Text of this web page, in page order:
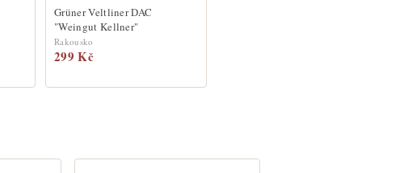
Grüner Veltliner DAC
"Weingut Kellner"
Rakousko
299 Kč